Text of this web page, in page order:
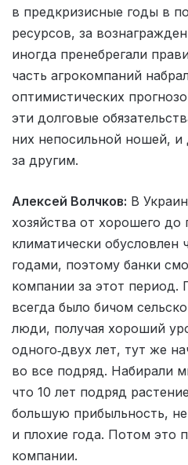
в предкризисные годы в
ресурсов, за
иногда пренебрегали
часть агрокомпаний
оптимистических
эти долговые
них непосильной ношей,
за другим.
Алексей Волчков: В
хозяйства от хорошего до
климатически обусловлен
годами, поэтому банки
компании за этот период.
всегда было бичом
люди, получая хороший
одного‑двух лет, тут же
во все подряд. Набирали
что 10 лет подряд
большую прибыльность,
и плохие года. Потом это
компании.